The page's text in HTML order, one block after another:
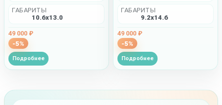
ГАБАРИТЫ
10.6x13.0
49 000 ₽
-5%
Подробнее
ГАБАРИТЫ
9.2x14.6
49 000 ₽
-5%
Подробнее